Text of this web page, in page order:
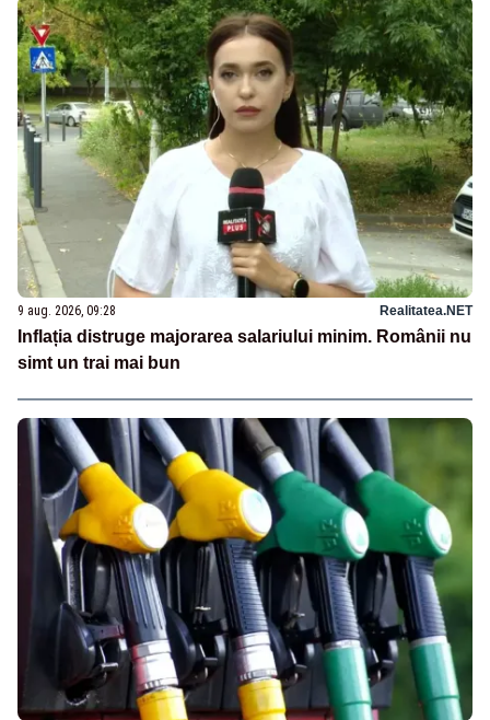
9 aug. 2026, 09:28 Realitatea.NET
Inflația distruge majorarea salariului minim. Românii nu
simt un trai mai bun